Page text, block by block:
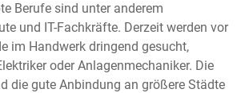
Berufe sind unter anderem
und IT-Fachkräfte. Derzeit werden vor
im Handwerk dringend gesucht,
oder Anlagenmechaniker. Die
die gute Anbindung an größere Städte